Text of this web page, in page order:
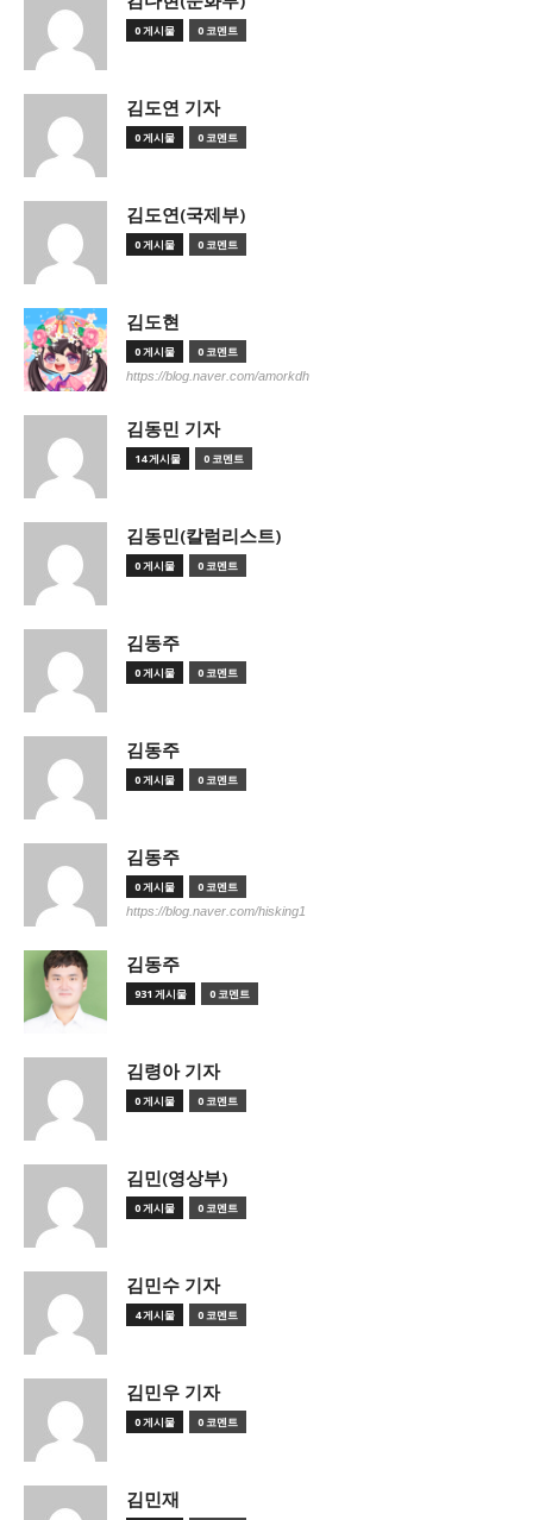
0 게시물 0 코멘트
김도연 기자
0 게시물 0 코멘트
김도연(국제부)
0 게시물 0 코멘트
김도현
0 게시물 0 코멘트
https://blog.naver.com/amorkdh
김동민 기자
14 게시물 0 코멘트
김동민(칼럼리스트)
0 게시물 0 코멘트
김동주
0 게시물 0 코멘트
김동주
0 게시물 0 코멘트
김동주
0 게시물 0 코멘트
https://blog.naver.com/hisking1
김동주
931 게시물 0 코멘트
김령아 기자
0 게시물 0 코멘트
김민(영상부)
0 게시물 0 코멘트
김민수 기자
4 게시물 0 코멘트
김민우 기자
0 게시물 0 코멘트
김민재